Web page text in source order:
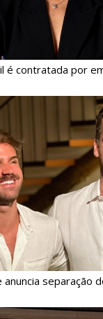
é contratada por
separação